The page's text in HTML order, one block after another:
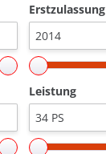
Erstzulassung
Leistung